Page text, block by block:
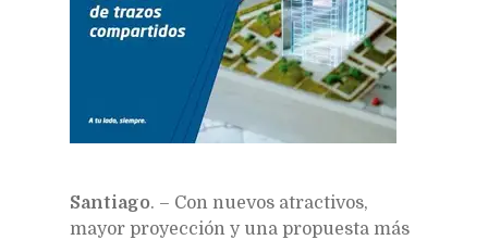
Santiago. – Con nuevos atractivos,
mayor proyección y una propuesta más